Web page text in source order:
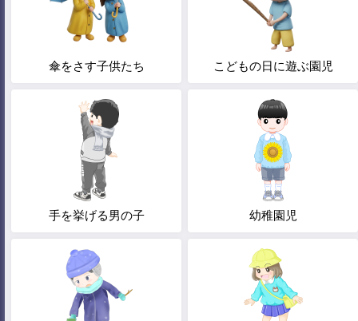
傘をさす子供たち こどもの日に遊ぶ園児
手を挙げる男の子 幼稚園児